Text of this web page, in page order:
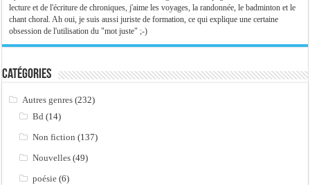
lecture et de l'écriture de chroniques, j'aime les voyages, la randonnée, le badminton et le
chant choral. Ah oui, je suis aussi juriste de formation, ce qui explique une certaine
obsession de l'utilisation du "mot juste" ;-)
Catégories
Autres genres (232)
Bd (14)
Non fiction (137)
Nouvelles (49)
poésie (6)